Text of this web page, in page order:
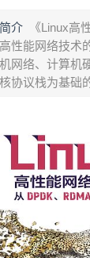
简介
《Linux高
高性能网络技术
机网络、计算机
核协议栈为基础